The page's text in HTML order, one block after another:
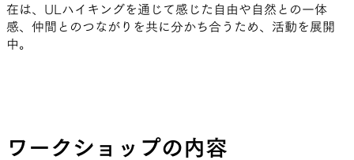
在は、ULハイキングを通じて感じた自由や自然との一体
感、仲間とのつながりを共に分かち合うため、活動を展開
中。
ワークショップの内容